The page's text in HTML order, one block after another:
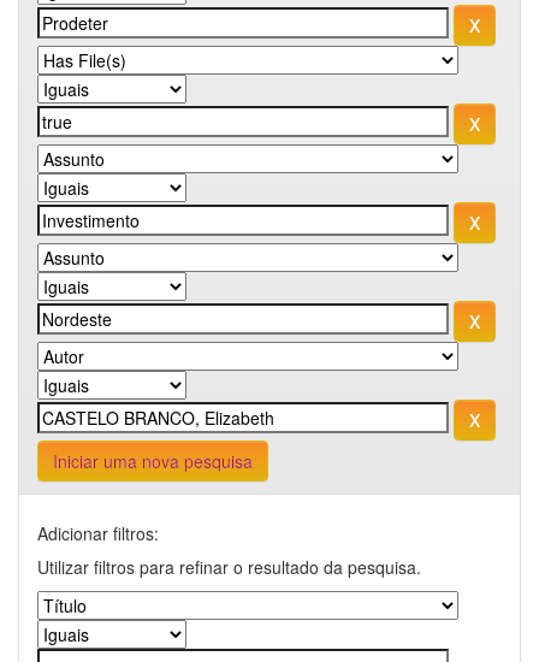
Iniciar uma nova pesquisa
Adicionar filtros:
Utilizar filtros para refinar o resultado da pesquisa.